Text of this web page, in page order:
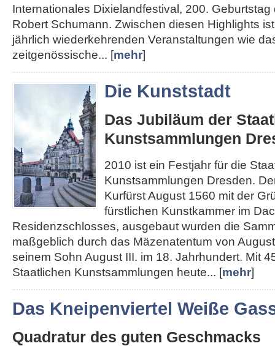
Internationales Dixielandfestival, 200.
Robert Schumann. Zwischen diesen Highlights
jährlich wiederkehrenden Veranstaltungen wie
zeitgenössische... [mehr]
Die Kunststadt
Das Jubiläum der
Kunstsammlungen
2010 ist ein Festjahr für die
Kunstsammlungen Dresden.
Kurfürst August 1560 mit der
fürstlichen Kunstkammer im
Residenzschlosses, ausgebaut wurden die
maßgeblich durch das Mäzenatentum von
seinem Sohn August III. im 18. Jahrhundert. Mit
Staatlichen Kunstsammlungen heute... [mehr]
Das Kneipenviertel Weiße
Quadratur des guten Geschmacks